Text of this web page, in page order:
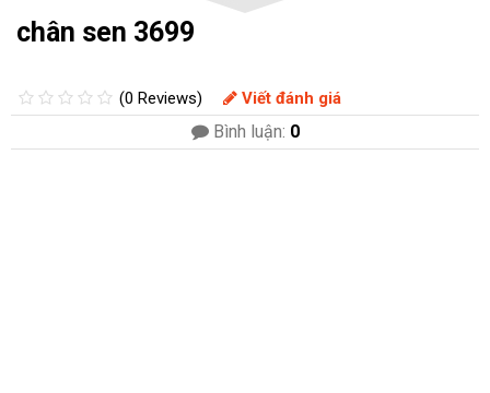
chân sen 3699
(0 Reviews) Viết đánh giá
Bình luận: 0